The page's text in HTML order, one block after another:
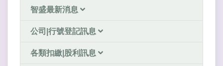
智盛最新消息
公司|行號登記訊息
各類扣繳|股利訊息